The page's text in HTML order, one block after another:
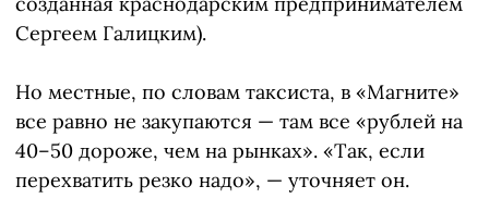
Сергеем Галицким).
Но местные, по словам таксиста, в «Магните»
все равно не закупаются — там все «рублей на
40–50 дороже, чем на рынках». «Так, если
перехватить резко надо», — уточняет он.